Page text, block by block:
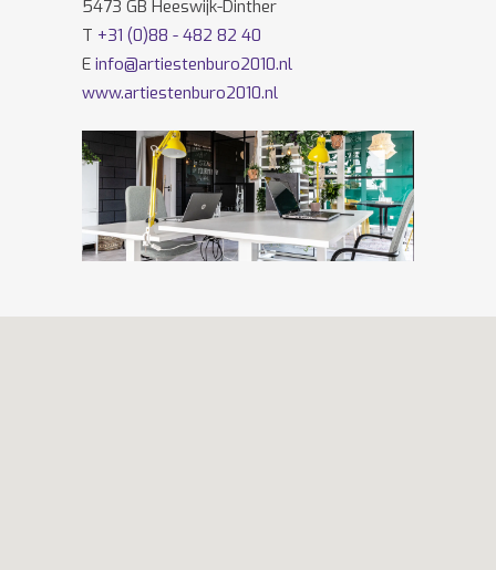
5473 GB Heeswijk-Dinther
T +31 (0)88 - 482 82 40
E info@artiestenburo2010.nl
www.artiestenburo2010.nl
Volg ons ook opFacebookenTwitter